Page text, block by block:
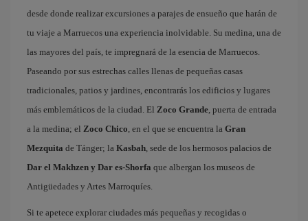
desde donde realizar excursiones a parajes de ensueño que harán de
tu viaje a Marruecos una experiencia inolvidable. Su medina, una de
las mayores del país, te impregnará de la esencia de Marruecos.
Paseando por sus estrechas calles llenas de pequeñas casas
tradicionales, patios y jardines, encontrarás los edificios y lugares
más emblemáticos de la ciudad. El Zoco Grande, puerta de entrada
a la medina; el Zoco Chico, en el que se encuentra la Gran
Mezquita de Tánger; la Kasbah, sede de los hermosos palacios de
Dar el Makhzen y Dar es-Shorfa que albergan los museos de
Antigüedades y Artes Marroquíes.
Si te apetece explorar ciudades más pequeñas y recogidas o